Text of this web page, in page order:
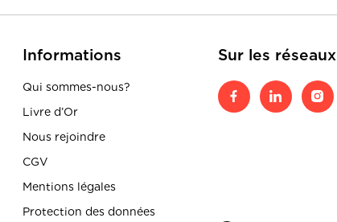
Informations
Qui sommes-nous?
Livre d’Or
Nous rejoindre
CGV
Mentions légales
Protection des données
Sur les réseaux